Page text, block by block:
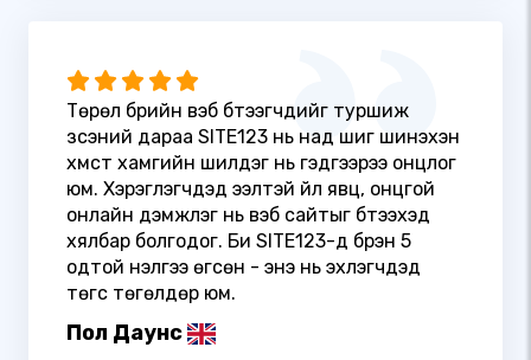
Төрөл бүрийн вэб бүтээгчдийг туршиж
үзсэний дараа SITE123 нь над шиг шинэхэн
хүмүүст хамгийн шилдэг нь гэдгээрээ онцлог
юм. Хэрэглэгчдэд ээлтэй үйл явц, онцгой
онлайн дэмжлэг нь вэб сайтыг бүтээхэд
хялбар болгодог. Би SITE123-д бүрэн 5
одтой үнэлгээ өгсөн - энэ нь эхлэгчдэд
төгс төгөлдөр юм.
Пол Даунс